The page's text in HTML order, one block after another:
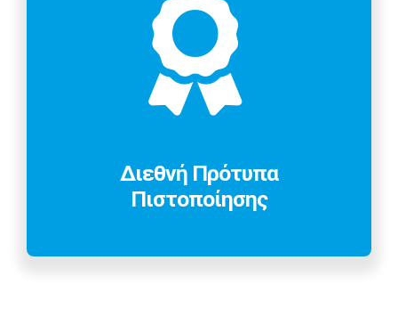
Διεθνή Πρότυπα
Πιστοποίησης